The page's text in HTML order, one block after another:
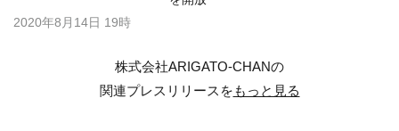
2020年8月14日 19時
株式会社ARIGATO-CHANの
関連プレスリリースをもっと見る